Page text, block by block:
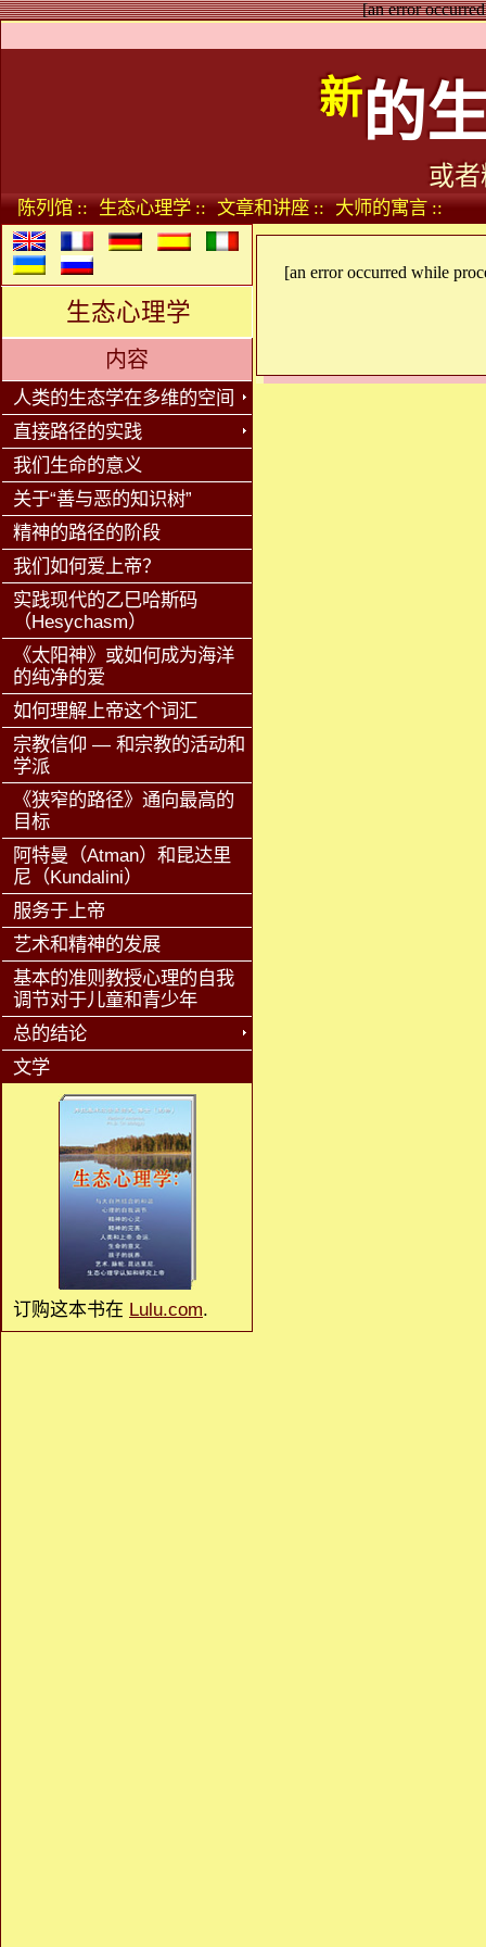
[an error
新的
或
陈列馆 :: 生态心理学 :: 文章和讲座 :: 大师的寓言 ::
生态心理学
内容
人类的生态学在多维的空间
直接路径的实践
我们生命的意义
关于“善与恶的知识树”
精神的路径的阶段
我们如何爱上帝？
实践现代的乙巳哈斯码
（Hesychasm）
《太阳神》或如何成为海洋
的纯净的爱
如何理解上帝这个词汇
宗教信仰 — 和宗教的活动和
学派
《狭窄的路径》通向最高的
目标
阿特曼（Atman）和昆达里
尼（Kundalini）
服务于上帝
艺术和精神的发展
基本的准则教授心理的自我
调节对于儿童和青少年
总的结论
文学
订购这本书在 Lulu.com.
[an error occurred while